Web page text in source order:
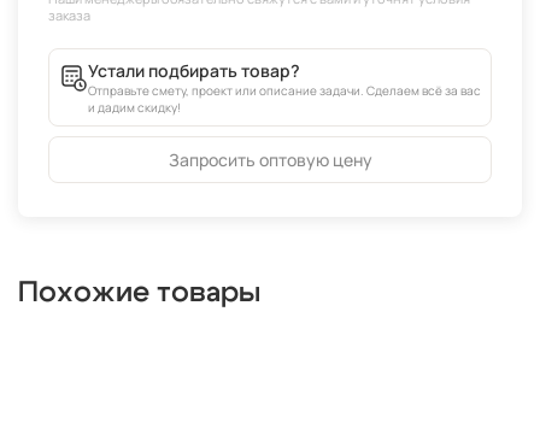
Устали подбирать товар?
Отправьте смету, проект или описание задачи. Сделаем всё за вас
и дадим скидку!
Запросить оптовую цену
Похожие товары